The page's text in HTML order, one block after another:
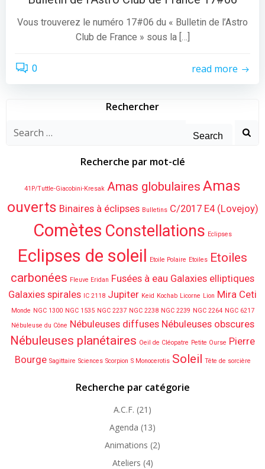
Vous trouverez le numéro 17#06 du « Bulletin de l’Astro
Club de France » sous la […]
0 read more
Rechercher
Search
Recherche par mot-clé
41P/Tuttle-Giacobini-Kresak Amas globulaires Amas
ouverts Binaires à éclipses Bulletins C/2017 E4 (Lovejoy)
Comètes Constellations Eclipses
Eclipses de soleil Etoile Polaire Etoiles Etoiles
carbonées Fleuve Eridan Fusées à eau Galaxies elliptiques
Galaxies spirales IC 2118 Jupiter Keid Kochab Licorne Lion Mira Ceti
Monde NGC 1300 NGC 1535 NGC 2237 NGC 2238 NGC 2239 NGC 2264 NGC 6217
Nébuleuse du Cône Nébuleuses diffuses Nébuleuses obscures
Nébuleuses planétaires Oeil de Cléopatre Petite Ourse Pierre
Bourge Sagittaire Sciences Scorpion S Monocerotis Soleil Tête de sorcière
Recherche par catégorie
A.C.F. (21)
Agenda (13)
Animations (2)
Ateliers (4)